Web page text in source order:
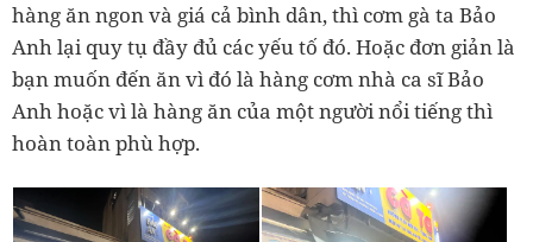
hàng ăn ngon và giá cả bình dân, thì cơm gà ta Bảo
Anh lại quy tụ đầy đủ các yếu tố đó. Hoặc đơn giản là
bạn muốn đến ăn vì đó là hàng cơm nhà ca sĩ Bảo
Anh hoặc vì là hàng ăn của một người nổi tiếng thì
hoàn toàn phù hợp.